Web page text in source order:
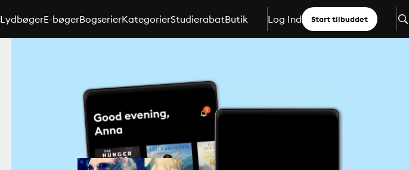
LydbøgerE-bøgerBogserierKategorierStudierabatButik Log Ind Start tilbuddet